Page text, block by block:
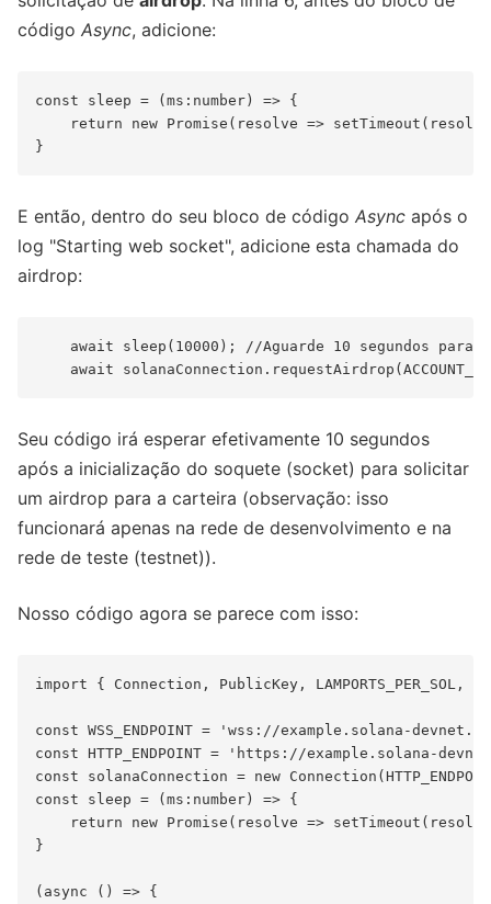
código Async, adicione:
const sleep = (ms:number) => {
return new Promise(resolve =>
E então, dentro do seu bloco de código Async após o
log "Starting web socket", adicione esta chamada do
airdrop:
await sleep(10000); //Aguarde 10 segundos para
Seu código irá esperar efetivamente 10 segundos
após a inicialização do soquete (socket) para solicitar
um airdrop para a carteira (observação: isso
funcionará apenas na rede de desenvolvimento e na
rede de teste (testnet)).
Nosso código agora se parece com isso:
import { Connection, PublicKey,
const WSS_ENDPOINT = 'wss://example.solana-
const HTTP_ENDPOINT = 'https://example.solana-
const solanaConnection = new
const sleep = (ms:number) => {
return new Promise(resolve =>
}
(async () => {